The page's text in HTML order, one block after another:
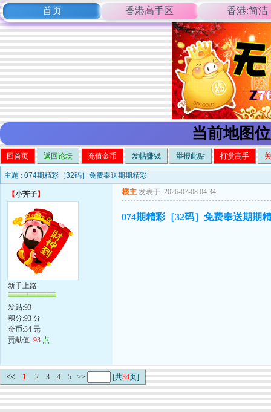
首页 香港高手区 香港:简洁
当前地图
回首页 返回论坛 充值金币 发帖赚钱 举报此贴 打赏高手
主题 : 074期精彩［32码］免费奉送期期精彩
【小芳子】
新手上路
发贴:93
积分:93 分
金币:34 元
贡献值: 93 点
楼主 发表于: 2026-07-08 04:34
074期精彩［32码］免费奉送期期
<< 1 2 3 4 5 >> [共34页]